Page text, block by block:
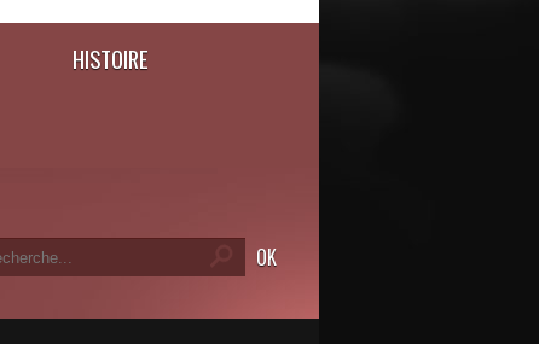
HISTOIRE